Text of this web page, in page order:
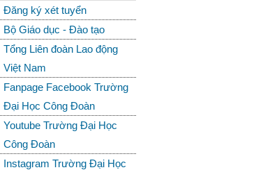
Đăng ký xét tuyển
Bộ Giáo dục - Đào tạo
Tổng Liên đoàn Lao động
Việt Nam
Fanpage Facebook Trường
Đại Học Công Đoàn
Youtube Trường Đại Học
Công Đoàn
Instagram Trường Đại Học